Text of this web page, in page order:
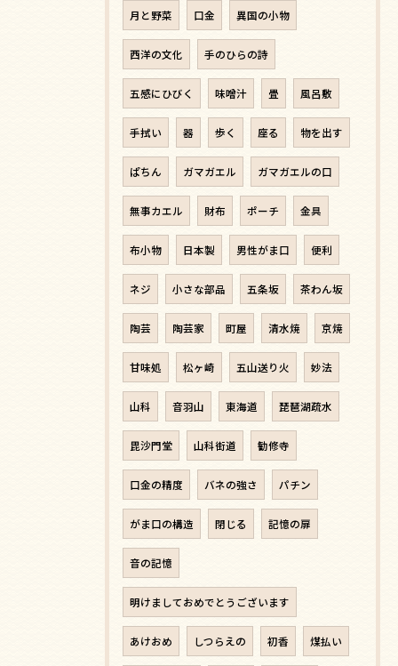
月と野菜 口金 異国の小物
西洋の文化 手のひらの詩
五感にひびく 味噌汁 畳 風呂敷
手拭い 器 歩く 座る 物を出す
ぱちん ガマガエル ガマガエルの口
無事カエル 財布 ポーチ 金具
布小物 日本製 男性がま口 便利
ネジ 小さな部品 五条坂 茶わん坂
陶芸 陶芸家 町屋 清水焼 京焼
甘味処 松ヶ崎 五山送り火 妙法
山科 音羽山 東海道 琵琶湖疏水
毘沙門堂 山科街道 勧修寺
口金の精度 バネの強さ パチン
がま口の構造 閉じる 記憶の扉
音の記憶
明けましておめでとうございます
あけおめ しつらえの 初香 煤払い